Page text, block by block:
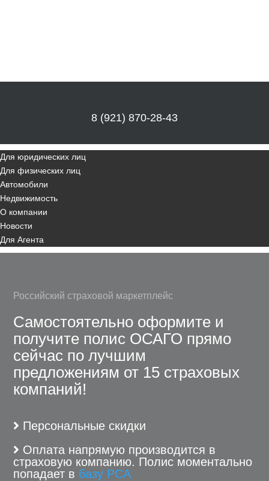
8 (921) 870-28-43
Для юридических лиц
Для физических лиц
Автомобили
Недвижимость
О компании
Новости
Для Агента
Российский страховой маркетплейс
Самостоятельно оформите и
получите полис ОСАГО прямо
сейчас по лучшим
предложениям от 15 страховых
компаний!
Персональные скидки
Оплата напрямую производится в
страховую компанию. Полис моментально
попадает в базу РСА